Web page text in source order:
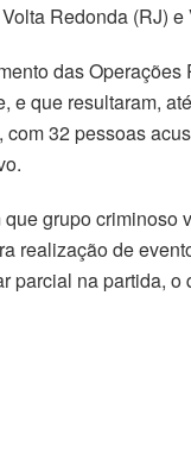
Redonda (RJ) e
das
e que resultaram,
32 pessoas
grupo
realização de
parcial na partida,